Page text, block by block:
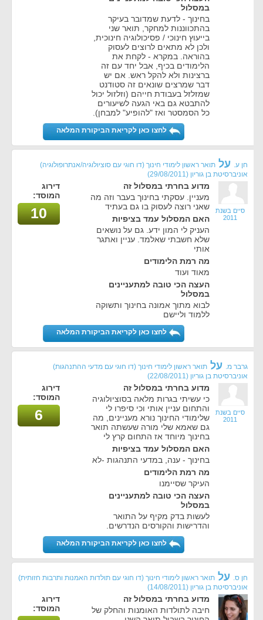
במסלול
בחינוך - לדעת שמדובר בעיקר
בהתכווננות למחקר, תואר שני
בייעוץ חינוכי / פסיכולוגיה חינוכית,
ולכן לא מתאים לרוצים לעסוק
בהוראה. במקרא - לקחת את
הלימודים בכיף, אבל יחד עם זה
ברצינות ולא להקל ראש. אם יש
דבר שמרצים שונאים זה סטודנט
שמזלזל בעבודת חייהם (וזלזול יכול
להתבטא גם באי הגעה לשיעורים
כל הסמסטר ואז "להופיע" למבחן).
לחצו כאן לקריאת הביקורת המלאה
חן ע. על תואר ראשון לימודי חינוך (דו חוגי עם סוציולוגיה/אנתרופולוגיה)
אוניברסיטת בן גוריון (29/08/2011)
סיים בשנת
2011
מדוע בחרתי במסלול זה
מעניין. עסקתי בחינוך בעבר וזה מה
שאני רוצה לעסוק בו גם בעתיד
האם המסלול עמד בציפיות
העניק לי המון ידע. גם על נושאים
שלא חשבתי שאלמד. עניין ואתגר
אותי
מה רמת הלימודים
מאוד ועוד
העצה הכי טובה למתעניינים
במסלול
לבוא מתוך אמונה בחינוך ותשוקה
ללמוד וליישם
דירוג
המוסד:
10
לחצו כאן לקריאת הביקורת המלאה
גרבר מ. על תואר ראשון לימודי חינוך (דו חוגי עם מדעי ההתנהגות)
אוניברסיטת בן גוריון (22/08/2011)
סיים בשנת
2011
מדוע בחרתי במסלול זה
כי עשיתי בגרות מלאה בסוציולוגיה
והתחום עניין אותי וכי סיפרו לי
שלימודי החינוך נורא מעניינים, מה
גם שאמא שלי מורה שעשתה תואר
בחינוך מיוחד אז התחום קרץ לי
האם המסלול עמד בציפיות
בחינוך - ענה, במדעי התנהגות -לא
מה רמת הלימודים
העיקר שסיימנו
העצה הכי טובה למתעניינים
במסלול
לעשות בדק מקיף על התואר
והדרישות והקורסים הנדרשים.
דירוג
המוסד:
6
לחצו כאן לקריאת הביקורת המלאה
חן ס. על תואר ראשון לימודי חינוך (דו חוגי עם תולדות האמנות ותרבות חזותית)
אוניברסיטת בן גוריון (14/08/2011)
מדוע בחרתי במסלול זה
חיבה לתולדות האומנות והחלק של
דירוג
המוסד: